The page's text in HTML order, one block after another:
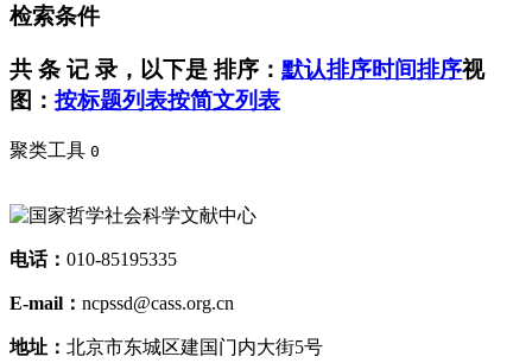
检索条件
共 条 记 录，以下是 排序： 默认排序时间排序视
图： 按标题列表按简文列表
聚类工具 0
电话： 010-85195335
E-mail： ncpssd@cass.org.cn
地址： 北京市东城区建国门内大街5号